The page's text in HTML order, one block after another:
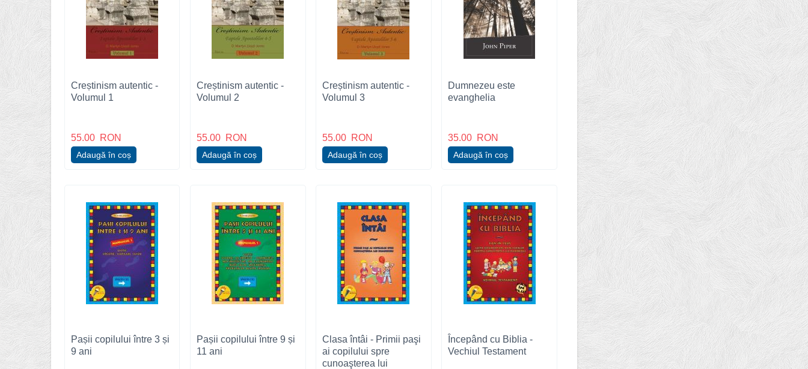
Creștinism autentic -
Volumul 1
55.00 RON
Adaugă în coș
Creștinism autentic -
Volumul 2
55.00 RON
Adaugă în coș
Creștinism autentic -
Volumul 3
55.00 RON
Adaugă în coș
Dumnezeu este
evanghelia
35.00 RON
Adaugă în coș
Pașii copilului între 3 și
9 ani
Pașii copilului între 9 și
11 ani
Clasa întâi - Primii paşi
ai copilului spre
cunoaşterea lui
Începând cu Biblia -
Vechiul Testament